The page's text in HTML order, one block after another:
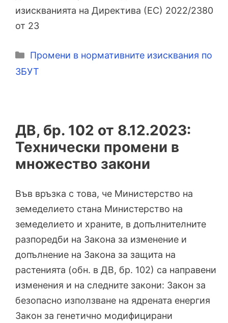
изискванията на Директива (ЕС) 2022/2380
от 23
Категории
Промени в нормативните изисквания по
ЗБУТ
ДВ, бр. 102 от 8.12.2023:
Технически промени в
множество закони
Във връзка с това, че Министерство на
земеделието стана Министерство на
земеделието и храните, в допълнителните
разпоредби на Закона за изменение и
допълнение на Закона за защита на
растенията (обн. в ДВ, бр. 102) са направени
изменения и на следните закони: Закон за
безопасно използване на ядрената енергия
Закон за генетично модифицирани